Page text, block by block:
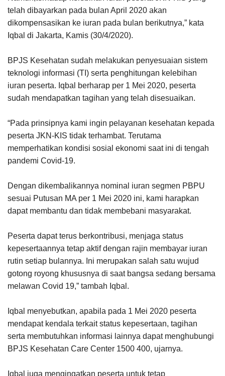
telah dibayarkan pada bulan April 2020 akan
dikompensasikan ke iuran pada bulan berikutnya,” kata
Iqbal di Jakarta, Kamis (30/4/2020).
BPJS Kesehatan sudah melakukan penyesuaian sistem
teknologi informasi (TI) serta penghitungan kelebihan
iuran peserta. Iqbal berharap per 1 Mei 2020, peserta
sudah mendapatkan tagihan yang telah disesuaikan.
“Pada prinsipnya kami ingin pelayanan kesehatan kepada
peserta JKN-KIS tidak terhambat. Terutama
memperhatikan kondisi sosial ekonomi saat ini di tengah
pandemi Covid-19.
Dengan dikembalikannya nominal iuran segmen PBPU
sesuai Putusan MA per 1 Mei 2020 ini, kami harapkan
dapat membantu dan tidak membebani masyarakat.
Peserta dapat terus berkontribusi, menjaga status
kepesertaannya tetap aktif dengan rajin membayar iuran
rutin setiap bulannya. Ini merupakan salah satu wujud
gotong royong khususnya di saat bangsa sedang bersama
melawan Covid 19,” tambah Iqbal.
Iqbal menyebutkan, apabila pada 1 Mei 2020 peserta
mendapat kendala terkait status kepesertaan, tagihan
serta membutuhkan informasi lainnya dapat menghubungi
BPJS Kesehatan Care Center 1500 400, ujarnya.
Iqbal juga mengingatkan peserta untuk tetap